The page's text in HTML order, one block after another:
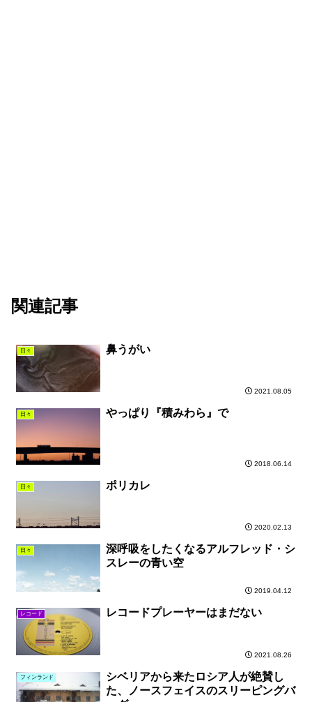
関連記事
日々 鼻うがい
2021.08.05
日々 やっぱり『積みわら』で
2018.06.14
日々 ポリカレ
2020.02.13
日々
深呼吸をしたくなるアルフレッド・シ
スレーの青い空
2019.04.12
レコード レコードプレーヤーはまだない
2021.08.26
フィンランド
シベリアから来たロシア人が絶賛し
た、ノースフェイスのスリーピングバ